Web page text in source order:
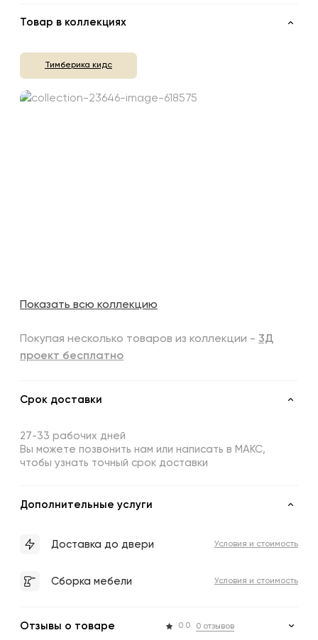
Товар в коллекциях
Тимберика кидс
Показать всю коллекцию
Покупая несколько товаров из коллекции - 3Д
проект бесплатно
Срок доставки
27-33 рабочих дней
Вы можете позвонить нам или написать в МАКС,
чтобы узнать точный срок доставки
Дополнительные услуги
Доставка до двери Условия и стоимость
Сборка мебели Условия и стоимость
Отзывы о товаре 0.0 0 отзывов